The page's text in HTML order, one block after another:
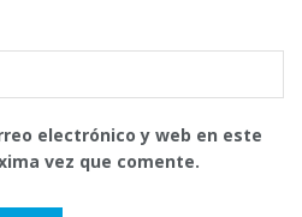
electrónico y web en este
vez que comente.